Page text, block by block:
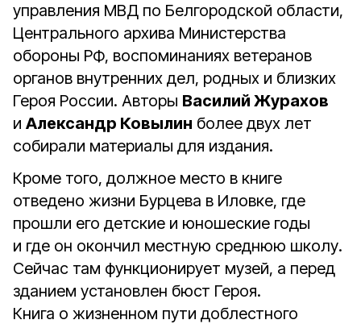
управления МВД по Белгородской области,
Центрального архива Министерства
обороны РФ, воспоминаниях ветеранов
органов внутренних дел, родных и близких
Героя России. Авторы Василий Журахов
и Александр Ковылин более двух лет
собирали материалы для издания.
Кроме того, должное место в книге
отведено жизни Бурцева в Иловке, где
прошли его детские и юношеские годы
и где он окончил местную среднюю школу.
Сейчас там функционирует музей, а перед
зданием установлен бюст Героя.
Книга о жизненном пути доблестного